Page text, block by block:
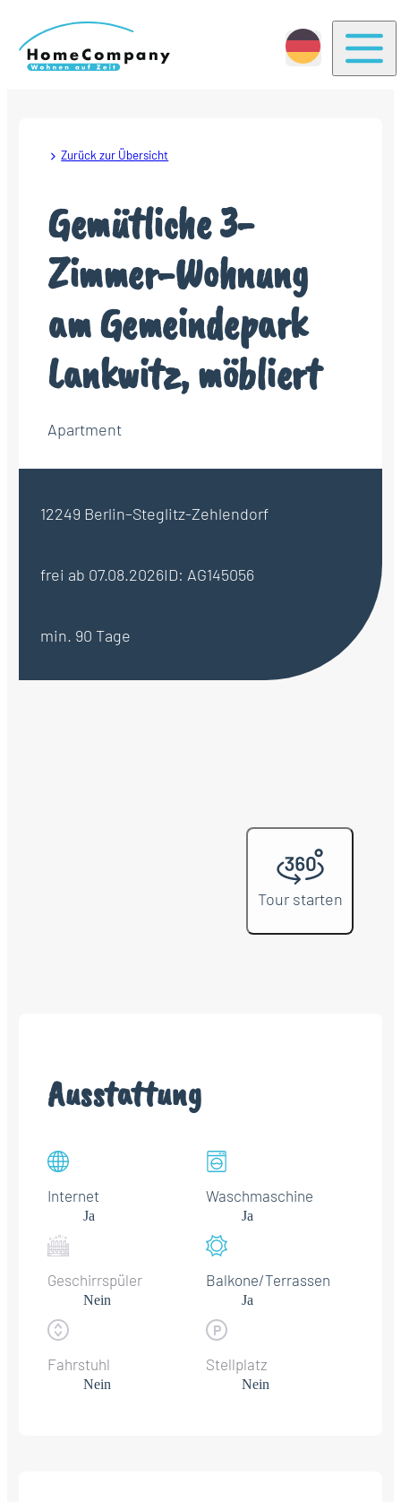
Zurück zur Übersicht
Gemütliche 3-
Zimmer-Wohnung
am Gemeindepark
Lankwitz, möbliert
Apartment
12249 Berlin–Steglitz-Zehlendorf
frei ab 07.08.2026ID: AG145056
min. 90 Tage
Tour starten
Ausstattung
Internet
Ja
Waschmaschine
Ja
Geschirrspüler
Nein
Balkone/Terrassen
Ja
Fahrstuhl
Nein
Stellplatz
Nein